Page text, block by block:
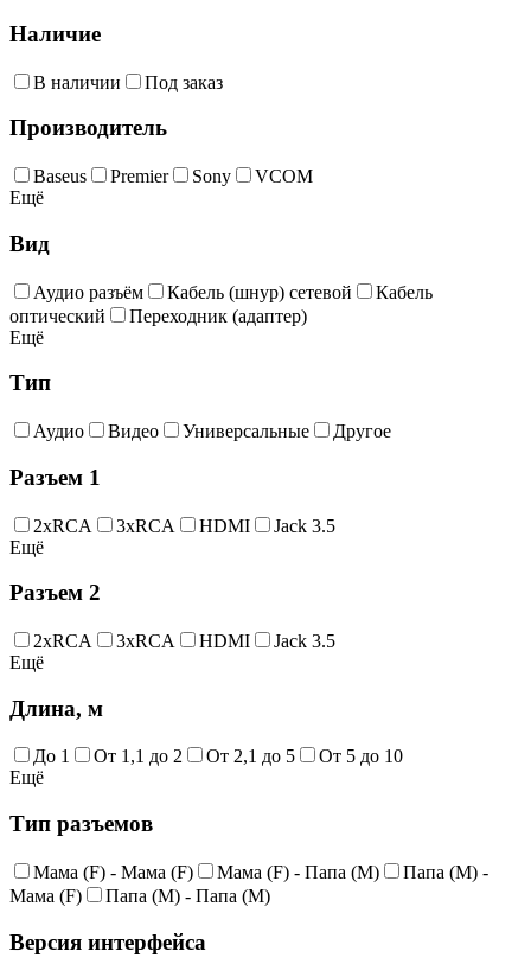
Наличие
В наличии Под заказ
Производитель
Baseus Premier Sony
VCOM
Ещё
Вид
Аудио разъём Кабель (шнур) сетевой
Кабель
оптический
Переходник (адаптер)
Ещё
Тип
Аудио Видео Универсальные Другое
Разъем 1
2хRCA 3хRCA HDMI
Jack 3.5
Ещё
Разъем 2
2хRCA 3хRCA HDMI
Jack 3.5
Ещё
Длина, м
До 1 От 1,1 до 2 От 2,1 до 5
От 5 до 10
Ещё
Тип разъемов
Мама (F) - Мама (F) Мама (F) - Папа (M)
Папа (M) -
Мама (F)
Папа (M) - Папа (M)
Версия интерфейса